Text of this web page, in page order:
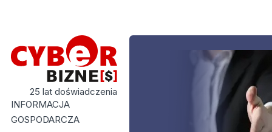
25 lat doświadczenia
INFORMACJA
GOSPODARCZA